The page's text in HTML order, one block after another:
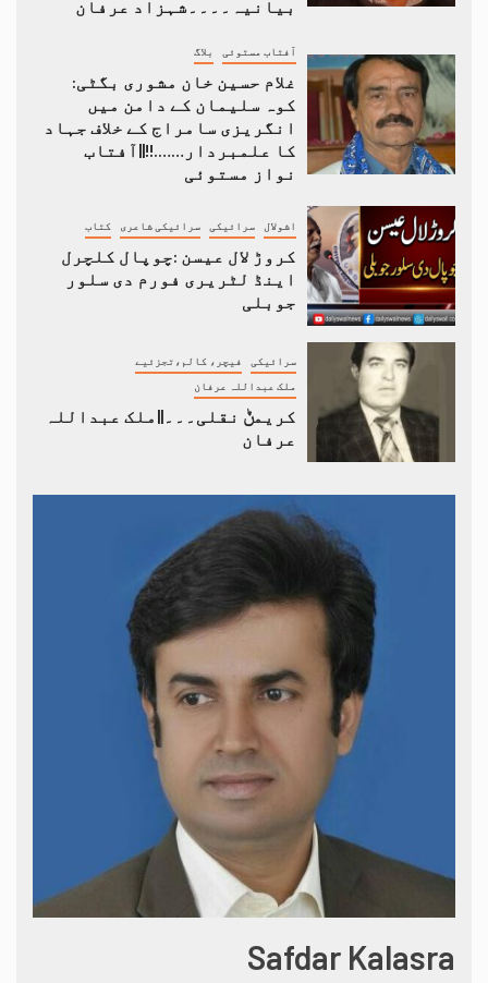
بیانیہ۔۔۔۔شہزاد عرفان
آفتاب مستوئی بلاگ
غلام حسین خان مشوری بگٹی:
کوہ سلیمان کے دامن میں
انگریزی سامراج کے خلاف جہاد
کا علمبردار…….!!||آفتاب
نواز مستوئی
اشولال سرائیکی سرائیکی شاعری کتاب
کروڑ لال عیسن :چوپال کلچرل
اینڈ لٹریری فورم دی سلور
جوبلی
سرائیکی فیچر، کالم،تجزئیے
ملک عبداللہ عرفان
کریمݨ نقلی۔۔۔||ملک عبداللہ
عرفان
Safdar Kalasra